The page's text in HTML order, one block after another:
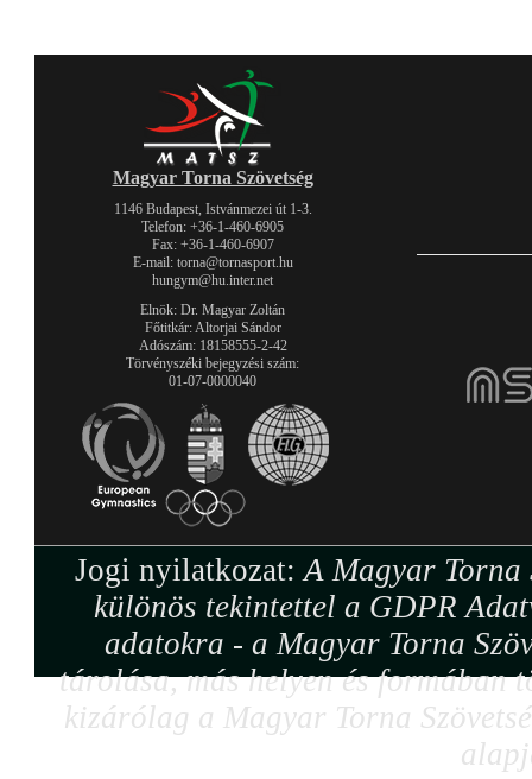
Magyar Torna Szövetség
1146 Budapest, Istvánmezei út 1-3.
Telefon: +36-1-460-6905
Fax: +36-1-460-6907
E-mail: torna@tornasport.hu
hungym@hu.inter.net
Elnök: Dr. Magyar Zoltán
Főtitkár: Altorjai Sándor
Adószám: 18158555-2-42
Törvényszéki bejegyzési szám:
01-07-0000040
Jogi nyilatkozat:A Magyar Torna
különös tekintettel a GDPR
adatokra - a Magyar Torna
tárolása, más helyen és formában
kizárólag a Magyar Torna